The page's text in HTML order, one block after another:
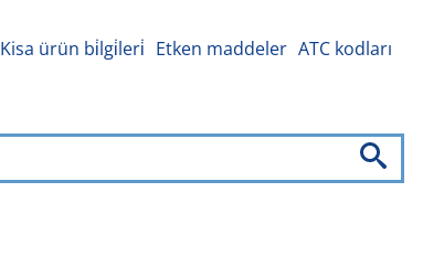
Kisa ürün bi̇lgi̇leri̇ Etken maddeler ATC kodları